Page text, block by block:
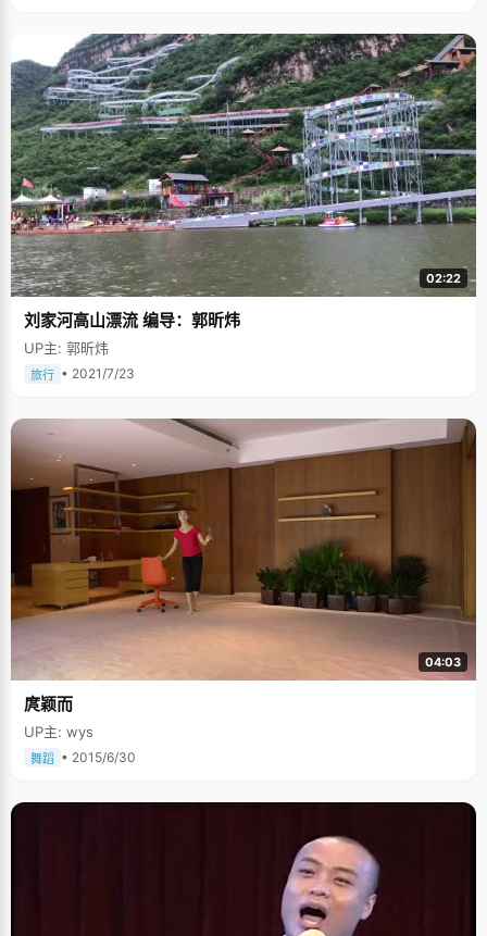
02:22
刘家河高山漂流 编导：郭昕炜
UP主: 郭昕炜
旅行 • 2021/7/23
04:03
庹颖而
UP主: wys
舞蹈 • 2015/6/30